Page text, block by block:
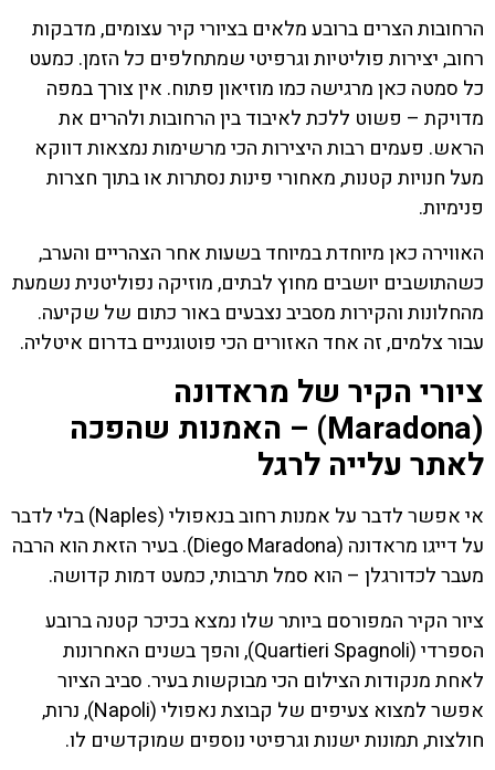
הרחובות הצרים ברובע מלאים בציורי קיר עצומים, מדבקות
רחוב, יצירות פוליטיות וגרפיטי שמתחלפים כל הזמן. כמעט
כל סמטה כאן מרגישה כמו מוזיאון פתוח. אין צורך במפה
מדויקת – פשוט ללכת לאיבוד בין הרחובות ולהרים את
הראש. פעמים רבות היצירות הכי מרשימות נמצאות דווקא
מעל חנויות קטנות, מאחורי פינות נסתרות או בתוך חצרות
פנימיות.
האווירה כאן מיוחדת במיוחד בשעות אחר הצהריים והערב,
כשהתושבים יושבים מחוץ לבתים, מוזיקה נפוליטנית נשמעת
מהחלונות והקירות מסביב נצבעים באור כתום של שקיעה.
עבור צלמים, זה אחד האזורים הכי פוטוגניים בדרום איטליה.
ציורי הקיר של מראדונה
(Maradona) – האמנות שהפכה
לאתר עלייה לרגל
אי אפשר לדבר על אמנות רחוב בנאפולי (Naples) בלי לדבר
על דייגו מראדונה (Diego Maradona). בעיר הזאת הוא הרבה
מעבר לכדורגלן – הוא סמל תרבותי, כמעט דמות קדושה.
ציור הקיר המפורסם ביותר שלו נמצא בכיכר קטנה ברובע
הספרדי (Quartieri Spagnoli), והפך בשנים האחרונות
לאחת מנקודות הצילום הכי מבוקשות בעיר. סביב הציור
אפשר למצוא צעיפים של קבוצת נאפולי (Napoli), נרות,
חולצות, תמונות ישנות וגרפיטי נוספים שמוקדשים לו.